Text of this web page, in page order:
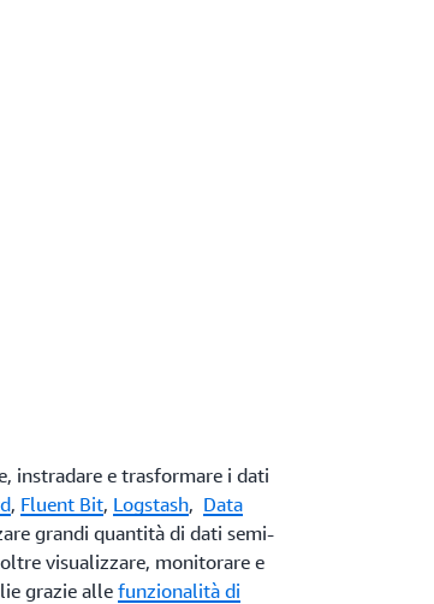
instradare e trasformare i dati
, Fluent Bit, Logstash, Data
grandi quantità di dati semi-
visualizzare, monitorare e
grazie allefunzionalità di